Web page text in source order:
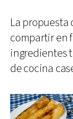
La
compartir en
ingredientes
de cocina